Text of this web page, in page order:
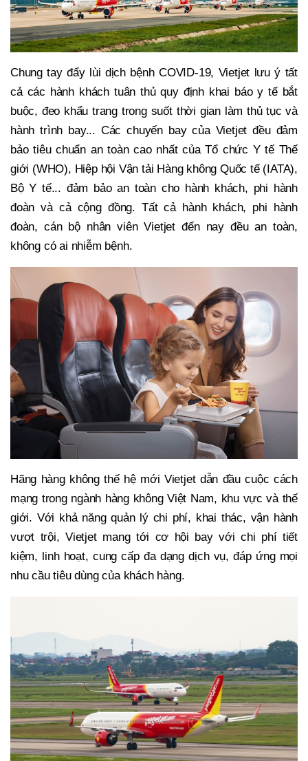
Chung tay đẩy lùi dịch bệnh COVID-19, Vietjet lưu ý tất
cả các hành khách tuân thủ quy định khai báo y tế bắt
buộc, đeo khẩu trang trong suốt thời gian làm thủ tục và
hành trình bay... Các chuyến bay của Vietjet đều đảm
bảo tiêu chuẩn an toàn cao nhất của Tổ chức Y tế Thế
giới (WHO), Hiệp hội Vận tải Hàng không Quốc tế (IATA),
Bộ Y tế... đảm bảo an toàn cho hành khách, phi hành
đoàn và cả cộng đồng. Tất cả hành khách, phi hành
đoàn, cán bộ nhân viên Vietjet đến nay đều an toàn,
không có ai nhiễm bệnh.
Hãng hàng không thế hệ mới Vietjet dẫn đầu cuộc cách
mạng trong ngành hàng không Việt Nam, khu vực và thế
giới. Với khả năng quản lý chi phí, khai thác, vận hành
vượt trội, Vietjet mang tới cơ hội bay với chi phí tiết
kiệm, linh hoạt, cung cấp đa dạng dịch vụ, đáp ứng mọi
nhu cầu tiêu dùng của khách hàng.